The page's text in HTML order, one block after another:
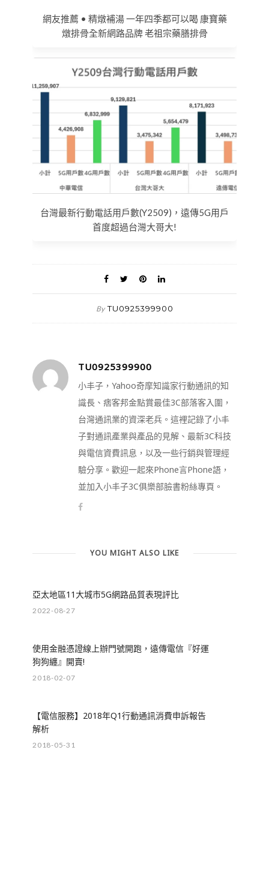
網友推薦 • 精燉補湯 一年四季都可以喝 康寶藥
燉排骨全新網路品牌 老祖宗藥膳排骨
台灣最新行動電話用戶數(Y2509)，遠傳5G用戶
首度超過台灣大哥大!
By TU0925399900
TU0925399900
小丰子，Yahoo奇摩知識家行動通訊的知
識長、痞客邦金點賞最佳3C部落客入圍，
台灣通訊業的資深老兵。這裡記錄了小丰
子對通訊產業與產品的見解、最新3C科技
與電信資費訊息，以及一些行銷與管理經
驗分享。歡迎一起來Phone言Phone語，
並加入小丰子3C俱樂部臉書粉絲專頁。
YOU MIGHT ALSO LIKE
亞太地區11大城市5G網路品質表現評比
2022-08-27
使用金融憑證線上辦門號開跑，遠傳電信『好運
狗狗纏』開賣!
2018-02-07
【電信服務】2018年Q1行動通訊消費申訴報告
解析
2018-05-31